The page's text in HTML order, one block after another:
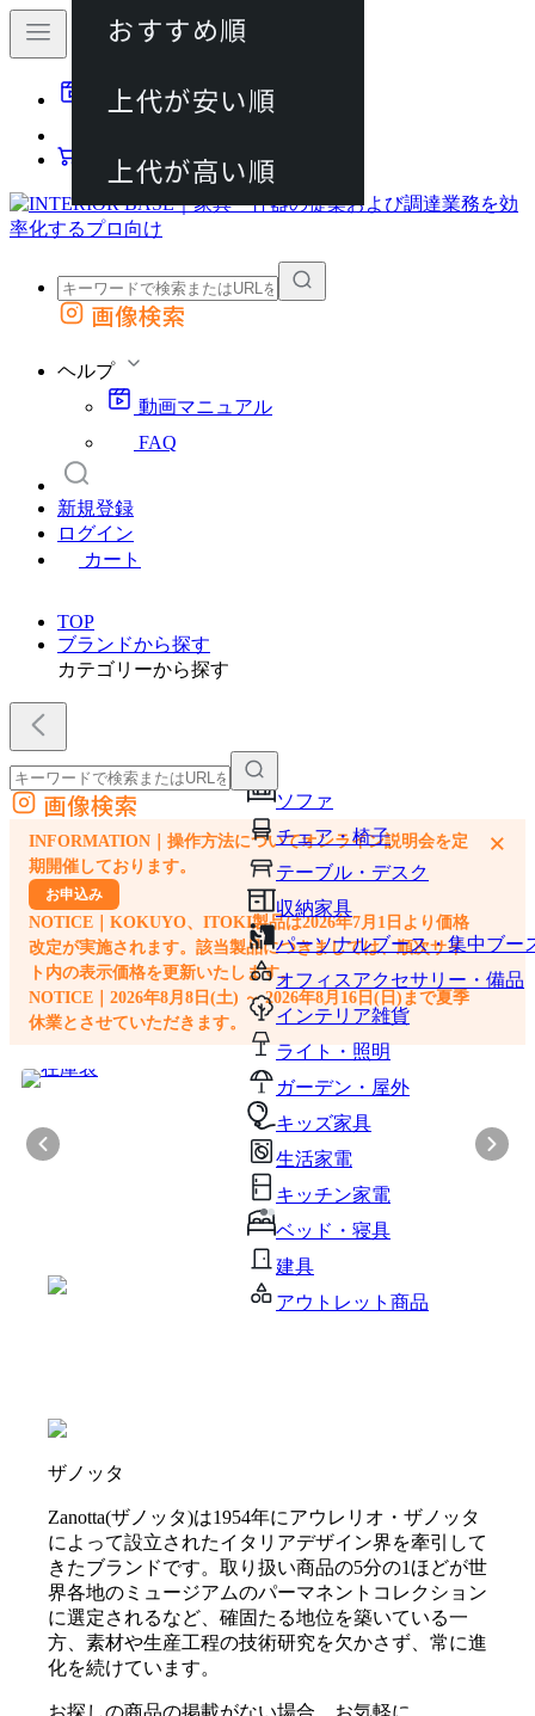
動画マニュアル
カート
外部サイトの商品をカートに追加
画像検索
ヘルプ
動画マニュアル
FAQ
新規登録
ログイン
カート
TOP
ブランドから探す
カテゴリーから探す
ソファ
チェア・椅子
テーブル・デスク
収納家具
パーソナルブース・集中ブー
オフィスアクセサリー・備品
インテリア雑貨
ライト・照明
ガーデン・屋外
キッズ家具
生活家電
キッチン家電
ベッド・寝具
建具
アウトレット商品
外部サイトの商品をカートに追加
他のサイトで見つけた商品ページのURLを貼り付けて、カートに追加できます
画像検索
INFORMATION｜操作方法についてオンライン説明会を定
期開催しております。
お申込み
NOTICE｜KOKUYO、ITOKI製品は2026年7月1日より価格
改定が実施されます。該当製品につきましては、順次サイ
ト内の表示価格を更新いたします。
NOTICE｜2026年8月8日(土) ～ 2026年8月16日(日)まで夏季
休業とさせていただきます。
×
ザノッタ
Zanotta(ザノッタ)は1954年にアウレリオ・ザノッタ
によって設立されたイタリアデザイン界を牽引して
きたブランドです。取り扱い商品の5分の1ほどが世
界各地のミュージアムのパーマネントコレクション
に選定されるなど、確固たる地位を築いている一
方、素材や生産工程の技術研究を欠かさず、常に進
化を続けています。
お探しの商品の掲載がない場合、お気軽に
おすすめ順
上代が安い順
上代が高い順